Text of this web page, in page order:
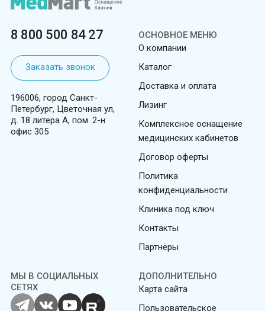
8 800 500 84 27
Заказать звонок
196006, город Санкт-
Петербург, Цветочная ул,
д. 18 литера А, пом. 2-н
офис 305
ОСНОВНОЕ МЕНЮ
О компании
Каталог
Доставка и оплата
Лизинг
Комплексное оснащение
медицинских кабинетов
Договор оферты
Политика
конфиденциальности
Клиника под ключ
Контакты
Партнёры
ДОПОЛНИТЕЛЬНО
Карта сайта
Пользовательское
МЫ В СОЦИАЛЬНЫХ
СЕТЯХ